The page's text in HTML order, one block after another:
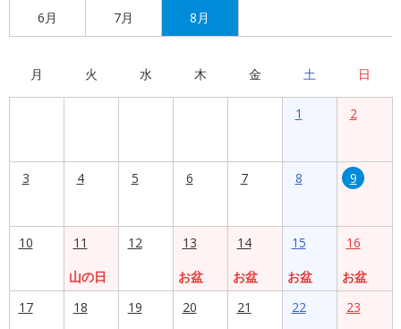
6月 7月 8月
月 火 水 木 金 土 日
1 2
3 4 5 6 7 8 9
10
11
山の日
12
13
お盆
14
お盆
15
お盆
16
お盆
17
18 19 20 21 22 23